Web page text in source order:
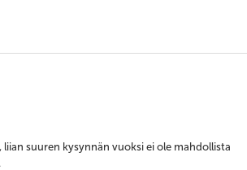
suuren kysynnän vuoksi ei ole mahdollista